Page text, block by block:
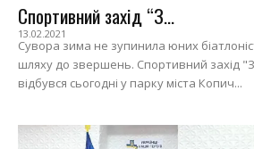
Спортивний захід “З...
13.02.2021
Сувора зима не зупинила юних
шляху до звершень. Спортивний захід
відбувся сьогодні у парку міста Копич...